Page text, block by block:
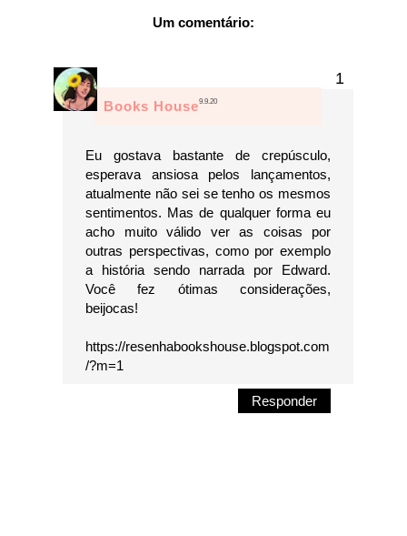
Um comentário:
Books House9.9.20
Eu gostava bastante de crepúsculo,
esperava ansiosa pelos lançamentos,
atualmente não sei se tenho os mesmos
sentimentos. Mas de qualquer forma eu
acho muito válido ver as coisas por
outras perspectivas, como por exemplo
a história sendo narrada por Edward.
Você fez ótimas considerações,
beijocas!
https://resenhabookshouse.blogspot.com
/?m=1
Responder